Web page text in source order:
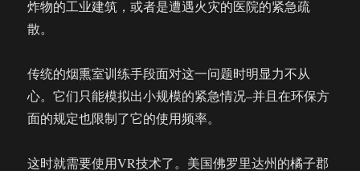
炸物的工业建筑，或者是遭遇火灾的医院的紧急疏
散。
传统的烟熏室训练手段面对这一问题时明显力不从
心。它们只能模拟出小规模的紧急情况–并且在环保方
面的规定也限制了它的使用频率。
这时就需要使用VR技术了。美国佛罗里达州的橘子郡